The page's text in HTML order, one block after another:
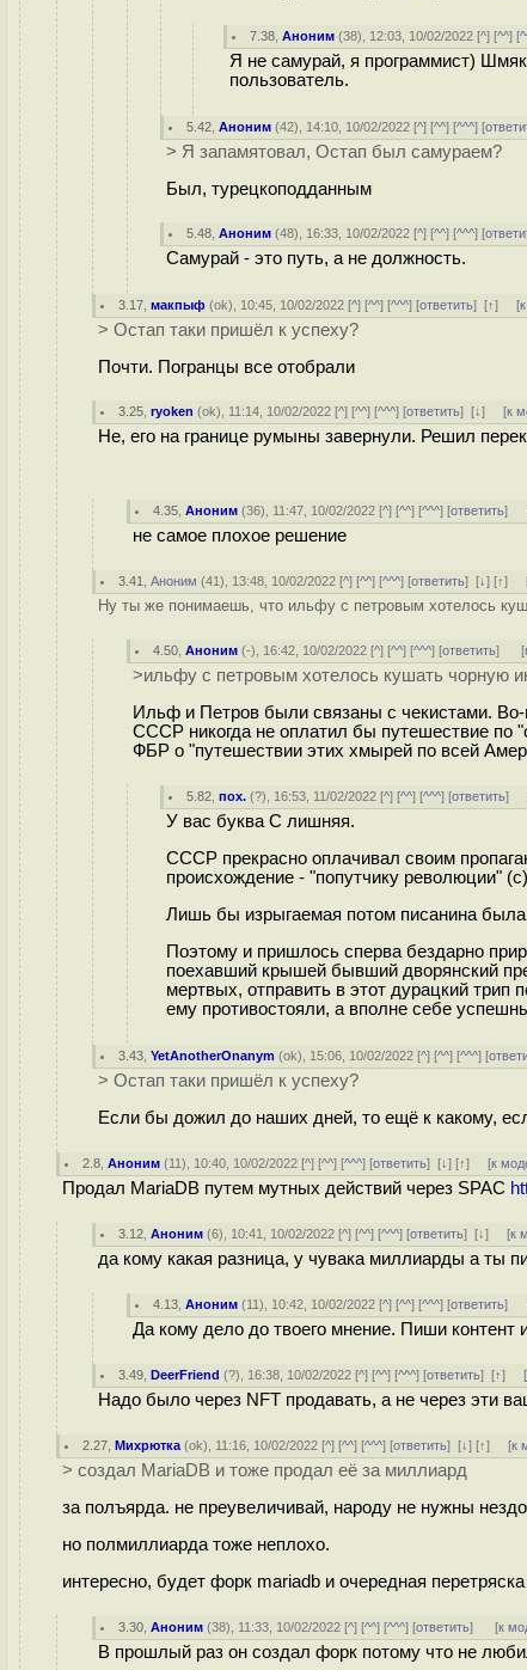
7.38 ,Аноним (38), 12:03, 10/02/2022 [^] [^^] [
Я не самурай, я программист)
пользователь.
5.42 ,Аноним (42), 14:10, 10/02/2022 [^] [^^] [^^^] [
> Я запамятовал, Остап был самураем?
Был, турецкоподданным
5.48 ,Аноним (48), 16:33, 10/02/2022 [^] [^^] [^^^] [
Самурай - это путь, а не должность.
3.17 ,макпыф (ok), 10:45, 10/02/2022 [^] [^^] [^^^] [ответить][↑] [
> Остап таки пришёл к успеху?
Почти. Погранцы все отобрали
3.25 ,ryoken (ok), 11:14, 10/02/2022 [^] [^^] [^^^] [ответить][↓] [к
Не, его на границе румыны завернули. Решил
4.35 ,Аноним (36), 11:47, 10/02/2022 [^] [^^] [^^^] [ответить]
не самое плохое решение
3.41 ,Аноним (41), 13:48, 10/02/2022 [^] [^^] [^^^] [ответить][↓] [↑]
Ну ты же понимаешь, что ильфу с петровым хотелось
4.50 ,Аноним (-), 16:42, 10/02/2022 [^] [^^] [^^^] [ответить] [
>ильфу с петровым хотелось кушать чорную
Ильф и Петров были связаны с чекистами.
СССР никогда не оплатил бы путешествие по
ФБР о "путешествии этих хмырей по всей
5.82 ,пох. (?), 16:53, 11/02/2022 [^] [^^] [^^^] [ответить]
У вас буква С лишняя.
СССР прекрасно оплачивал своим
происхождение - "попутчику революции"
Лишь бы изрыгаемая потом писанина
Поэтому и пришлось сперва бездарно
поехавший крышей бывший дворянский
мертвых, отправить в этот дурацкий трип
ему противостояли, а вполне себе
3.43 ,YetAnotherOnanym (ok), 15:06, 10/02/2022 [^] [^^] [^^^] [
> Остап таки пришёл к успеху?
Если бы дожил до наших дней, то ещё к какому,
2.8 ,Аноним (11), 10:40, 10/02/2022 [^] [^^] [^^^] [ответить][↓] [↑] [к
Продал MariaDB путем мутных действий через SPAC
3.12 ,Аноним (6), 10:41, 10/02/2022 [^] [^^] [^^^] [ответить][↓] [к
да кому какая разница, у чувака миллиарды а ты
4.13 ,Аноним (11), 10:42, 10/02/2022 [^] [^^] [^^^] [ответить]
Да кому дело до твоего мнение. Пиши контент
3.49 ,DeerFriend (?), 16:38, 10/02/2022 [^] [^^] [^^^] [ответить][↑] [
Надо было через NFT продавать, а не через эти
2.27 ,Михрютка (ok), 11:16, 10/02/2022 [^] [^^] [^^^] [ответить][↓] [↑] [к
> создал MariaDB и тоже продал её за миллиард
за полъярда. не преувеличивай, народу не нужны
но полмиллиарда тоже неплохо.
интересно, будет форк mariadb и очередная
3.30 ,Аноним (38), 11:33, 10/02/2022 [^] [^^] [^^^] [ответить] [к
В прошлый раз он создал форк потому что не